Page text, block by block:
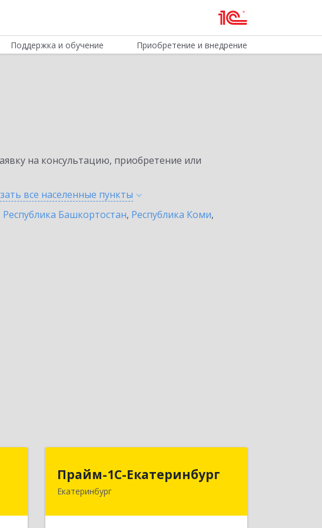
Поддержка и обучение Приобретение и внедрение
на консультацию, приобретение или
все населенные пункты
Республика Башкортостан, Республика Коми,
Прайм-1С-Екатеринбург
Екатеринбург
Прайм-1С-Екатеринбург